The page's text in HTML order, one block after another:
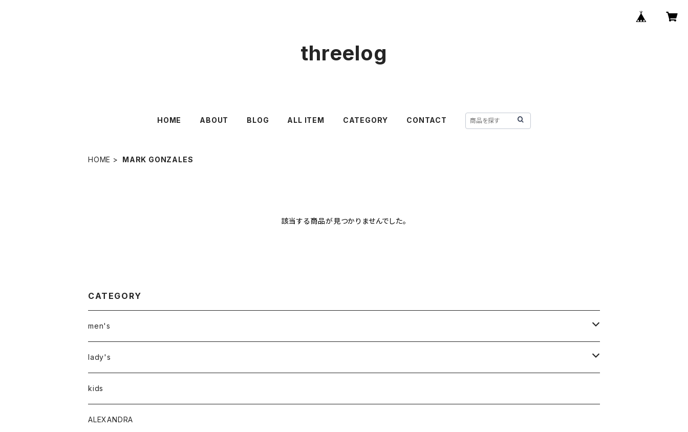
threelog
HOME ABOUT BLOG ALL ITEM CATEGORY CONTACT
HOME MARK GONZALES
該当する商品が見つかりませんでした。
CATEGORY
men's
アウター
トップス
Tシャツ
ボトムス
lady's
アウター
トップス
kids
ALEXANDRA